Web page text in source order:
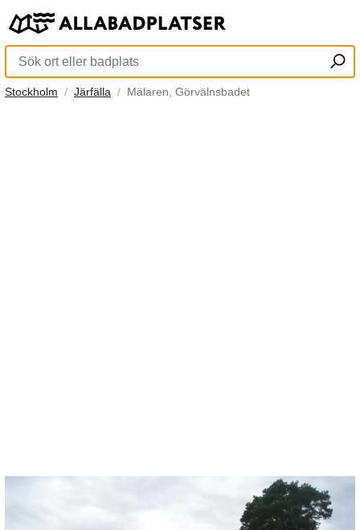
Stockholm Järfälla Mälaren, Görvälnsbadet